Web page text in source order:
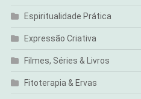
Espiritualidade Prática
Expressão Criativa
Filmes, Séries & Livros
Fitoterapia & Ervas